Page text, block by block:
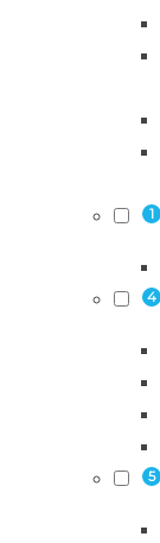
1
4
5